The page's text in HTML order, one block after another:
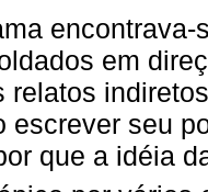
em
relatos
escrever seu
que a idéia